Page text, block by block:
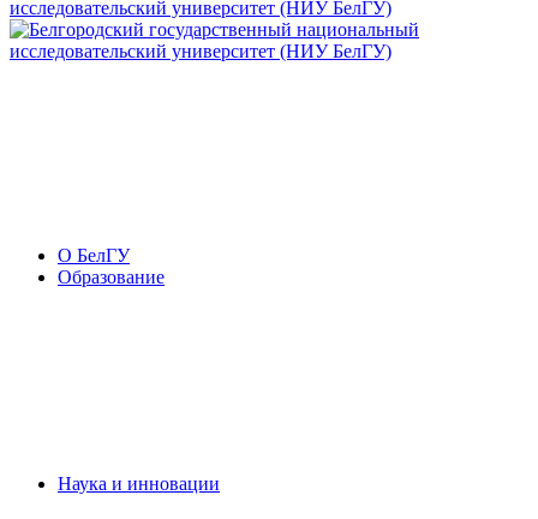
О БелГУ
Образование
Наука и инновации